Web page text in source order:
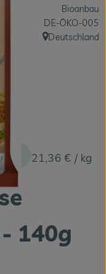
140g
21,36 € / kg
Bioanbau
, Kontrollstelle:
DE-ÖKO-005
, Herkunft:
Deutschland